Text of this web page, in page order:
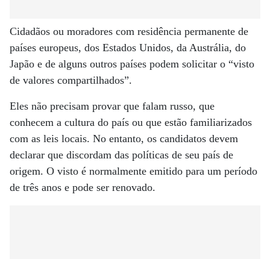
Cidadãos ou moradores com residência permanente de
países europeus, dos Estados Unidos, da Austrália, do
Japão e de alguns outros países podem solicitar o “visto
de valores compartilhados”.
Eles não precisam provar que falam russo, que
conhecem a cultura do país ou que estão familiarizados
com as leis locais. No entanto, os candidatos devem
declarar que discordam das políticas de seu país de
origem. O visto é normalmente emitido para um período
de três anos e pode ser renovado.